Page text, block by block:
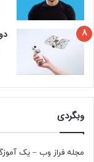
وبگردی
مجله فراز وب – یک